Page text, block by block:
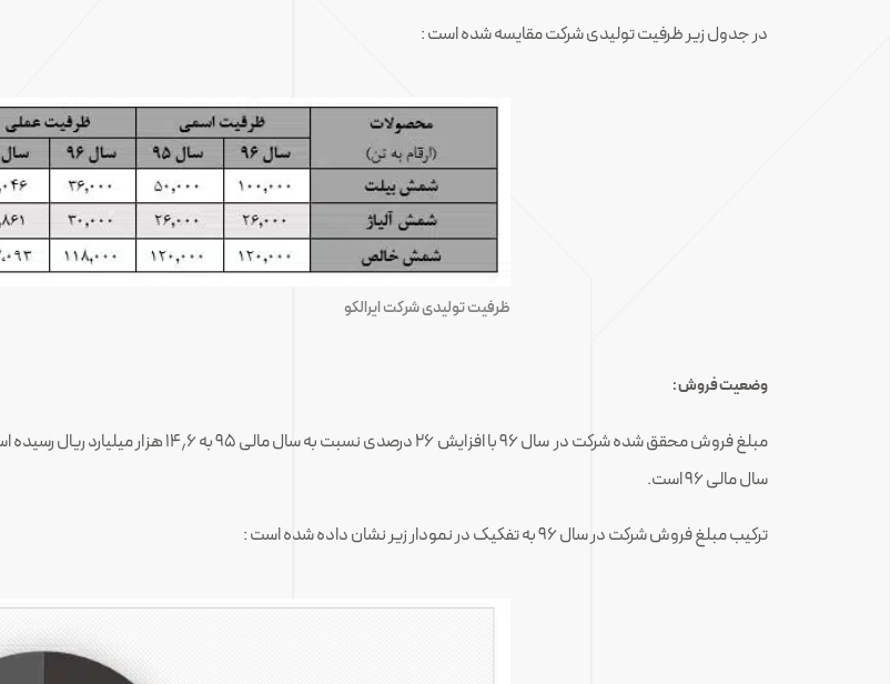
در جدول زیر ظرفیت تولیدی شرکت مقایسه شده است :
ظرفیت تولیدی شرکت ایرالکو
وضعیت فروش :
سال مالی ۹۶ است.
ترکیب مبلغ فروش شرکت در سال ۹۶ به تفکیک در نمودار زیر نشان داده شده است :